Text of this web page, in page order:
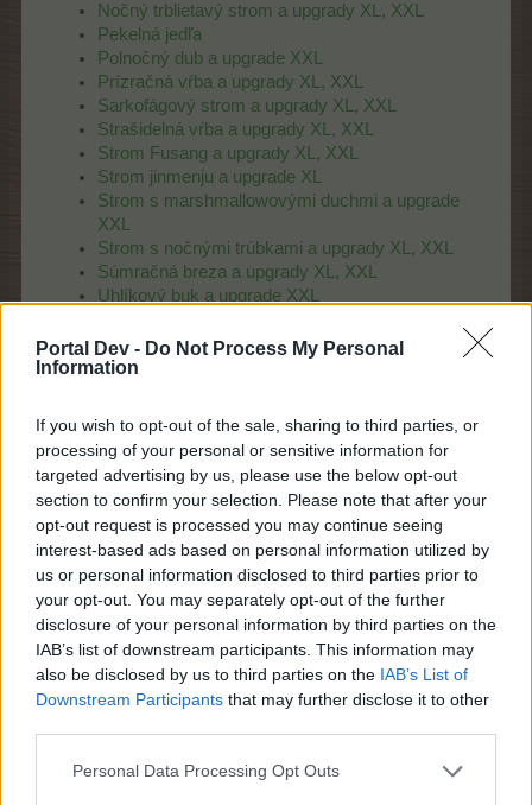
Portal Dev - Do Not Process My Personal
Information
If you wish to opt-out of the sale, sharing to third parties, or
processing of your personal or sensitive information for
targeted advertising by us, please use the below opt-out
section to confirm your selection. Please note that after your
opt-out request is processed you may continue seeing
interest-based ads based on personal information utilized by
us or personal information disclosed to third parties prior to
your opt-out. You may separately opt-out of the further
disclosure of your personal information by third parties on the
IAB’s list of downstream participants. This information may
also be disclosed by us to third parties on the IAB’s List of
Downstream Participants that may further disclose it to other
Personal Data Processing Opt Outs
Nočný trblietavý strom a upgrady XL, XXL
Pekelná jedľa
Polnočný dub a upgrade XXL
Prízračná vŕba a upgrady XL, XXL
Sarkofágový strom a upgrady XL, XXL
Strašidelná vŕba a upgrady XL, XXL
Strom Fusang a upgrady XL, XXL
Strom jinmenju a upgrade XL
Strom s marshmallowovými duchmi a upgrade
XXL
Strom s nočnými trúbkami a upgrady XL, XXL
Súmračná breza a upgrady XL, XXL
Uhlíkový buk a upgrade XXL
Želatínový pagaštan a upgrady XL, XXL
Žiariaci hubový strom a upgrady XL, XXL
Späť na prehľad FAQ
takyraky tohle ocenil(a).
FAQ
Team Farmerama CZ & SK
Názov Jabloň Jabloň XL
Jabloň
Ikona